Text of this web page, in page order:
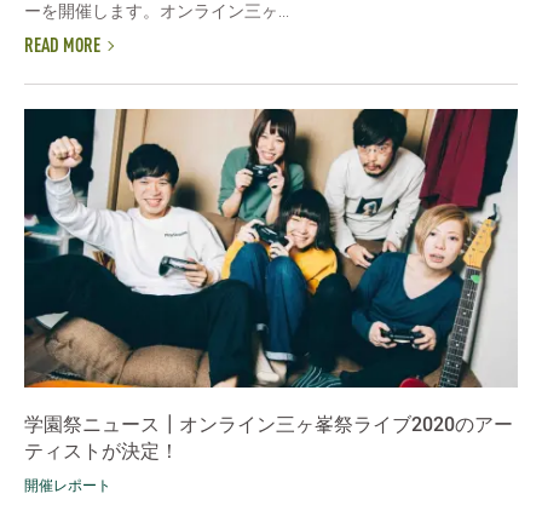
ーを開催します。オンライン三ヶ...
READ MORE
学園祭ニュース┃オンライン三ヶ峯祭ライブ2020のアー
ティストが決定！
開催レポート